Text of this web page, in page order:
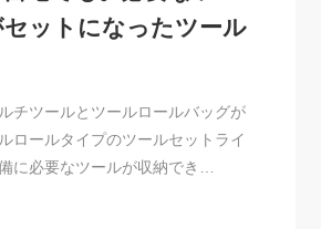
ットになったツール
チツールとツールロールバッグが
ロールタイプのツールセットライ
に必要なツールが収納でき…